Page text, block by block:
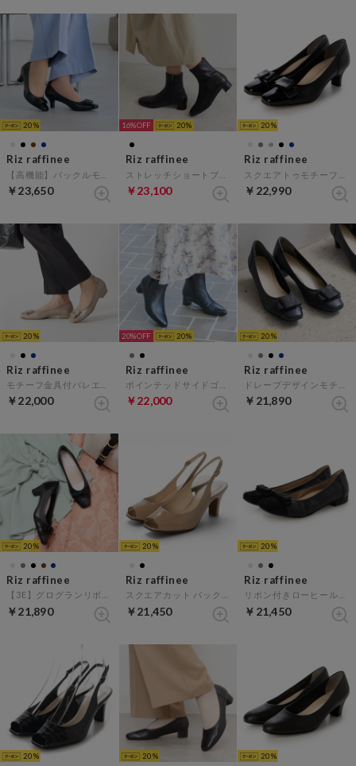
20
Riz raffinee
￥23,650
16% 20
Riz raffinee
￥23,100
20
Riz raffinee
￥22,990
20
Riz raffinee
￥22,000
20% 20
Riz raffinee
￥22,000
20
Riz raffinee
￥21,890
20
Riz raffinee
￥21,890
20
Riz raffinee
￥21,450
20
Riz raffinee
￥21,450
20 20 20